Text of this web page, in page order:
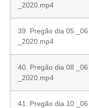
_2020.mp4
39. Pregão dia 05 _06
_2020.mp4
40. Pregão dia 08 _06
_2020.mp4
41. Pregão dia 10 _06